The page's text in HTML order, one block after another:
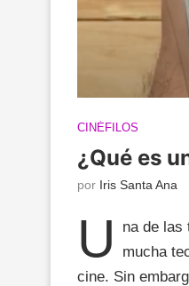
CINÉFILOS
¿Qué es
por Iris Santa Ana
U na de las
mucha
cine. Sin